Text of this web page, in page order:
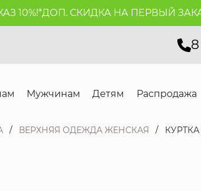
ДОП. СКИДКА НА ПЕРВЫЙ ЗАКАЗ
Мужчинам Детям Распродажа
ВЕРХНЯЯ ОДЕЖДА ЖЕНСКАЯ КУРТКА